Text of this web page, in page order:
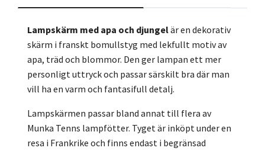
Lampskärm med apa och djungelär en dekorativ
skärm i franskt bomullstyg med lekfullt motiv av
apa, träd och blommor. Den ger lampan ett mer
personligt uttryck och passar särskilt bra där man
vill ha en varm och fantasifull detalj.
Lampskärmen passar bland annat till flera av
Munka Tenns lampfötter. Tyget är inköpt under en
resa i Frankrike och finns endast i begränsad